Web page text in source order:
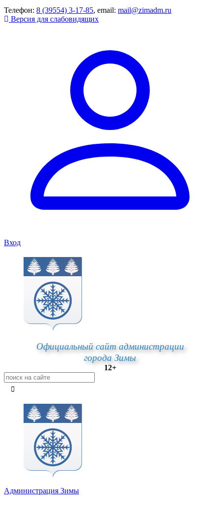
Телефон: 8 (39554) 3-17-85, email: mail@zimadm.ru
Версия для слабовидящих
Вход
Официальный сайт администрации
города Зимы
12+
Администрация Зимы